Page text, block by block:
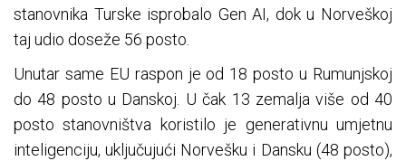
stanovnika Turske isprobalo Gen AI, dok u Norveškoj
taj udio doseže 56 posto.
Unutar same EU raspon je od 18 posto u Rumunjskoj
do 48 posto u Danskoj. U čak 13 zemalja više od 40
posto stanovništva koristilo je generativnu umjetnu
inteligenciju, uključujući Norvešku i Dansku (48 posto),